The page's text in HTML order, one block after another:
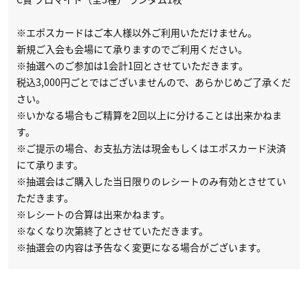
※エポスカードはご本人様以外ご利用いただけません。
新規ご入会も会場にて承りますのでご利用ください。
※抽選へのご参加は1会計1回とさせていただきます。
税込3,000円ごとではございませんので、あらかじめご了承くだ
さい。
※いかなる場合もご精算を2回以上に分けることは出来かねま
す。
※ご提示の場合、お支払方法は現金もしくはエポスカード決済
にて承ります。
※抽選会はご購入した当日限りのレシートのみ有効とさせてい
ただきます。
※レシートの合算は出来かねます。
※なくなり次第終了とさせていただきます。
※抽選会の内容は予告なく変更になる場合がございます。